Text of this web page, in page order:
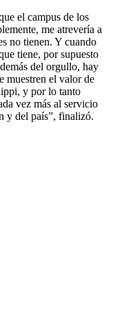
el campus de los
me atrevería a
no tienen. Y cuando
tiene, por supuesto
del orgullo, hay
muestren el valor de
y por lo tanto
vez más al servicio
y del país”, finalizó.